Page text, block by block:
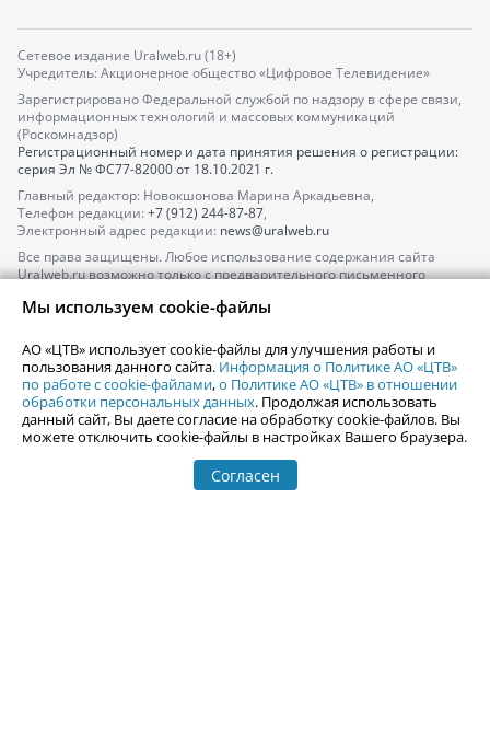
Сетевое издание Uralweb.ru (18+)
Учредитель: Акционерное общество «Цифровое Телевидение»
Зарегистрировано Федеральной службой по надзору в сфере связи,
информационных технологий и массовых коммуникаций
(Роскомнадзор)
Регистрационный номер и дата принятия решения о регистрации:
серия Эл № ФС77-82000от 18.10.2021 г.
Главный редактор: Новокшонова Марина Аркадьевна,
Телефон редакции: +7 (912) 244-87-87,
Электронный адрес редакции: news@uralweb.ru
Все права защищены. Любое использование содержания сайта
Uralweb.ru возможно только с предварительного письменного
По вопросам размещения рекламы обращайтесь по тел.
По вопросам размещения информации в разделе «Афиша»
afisha@uralweb.ru
Пользовательское соглашение на использование сайта
Политика АО «ЦТВ» в отношении обработки персональных данных
Мы используем cookie-файлы
АО «ЦТВ» использует cookie-файлы для улучшения работы и
пользования данного сайта. Информация о Политике АО «ЦТВ»
по работе с cookie-файлами,о Политике АО «ЦТВ» в отношении
обработки персональных данных. Продолжая использовать
данный сайт, Вы даете согласие на обработку cookie-файлов. Вы
можете отключить cookie-файлы в настройках Вашего браузера.
Согласен